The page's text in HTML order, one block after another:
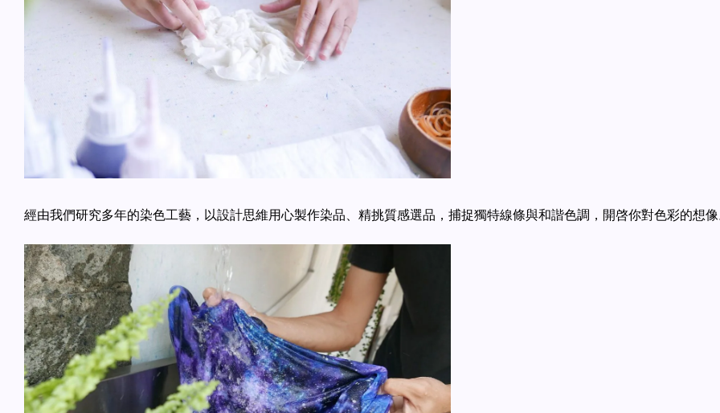
經由我們研究多年的染色工藝，以設計思維用心製作染品、精挑質感選品，捕捉獨特線條與和諧色調，開啓你對色彩的想